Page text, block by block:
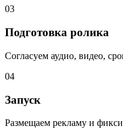
03
Подготовка ролика
Согласуем аудио, видео,
04
Запуск
Размещаем рекламу и